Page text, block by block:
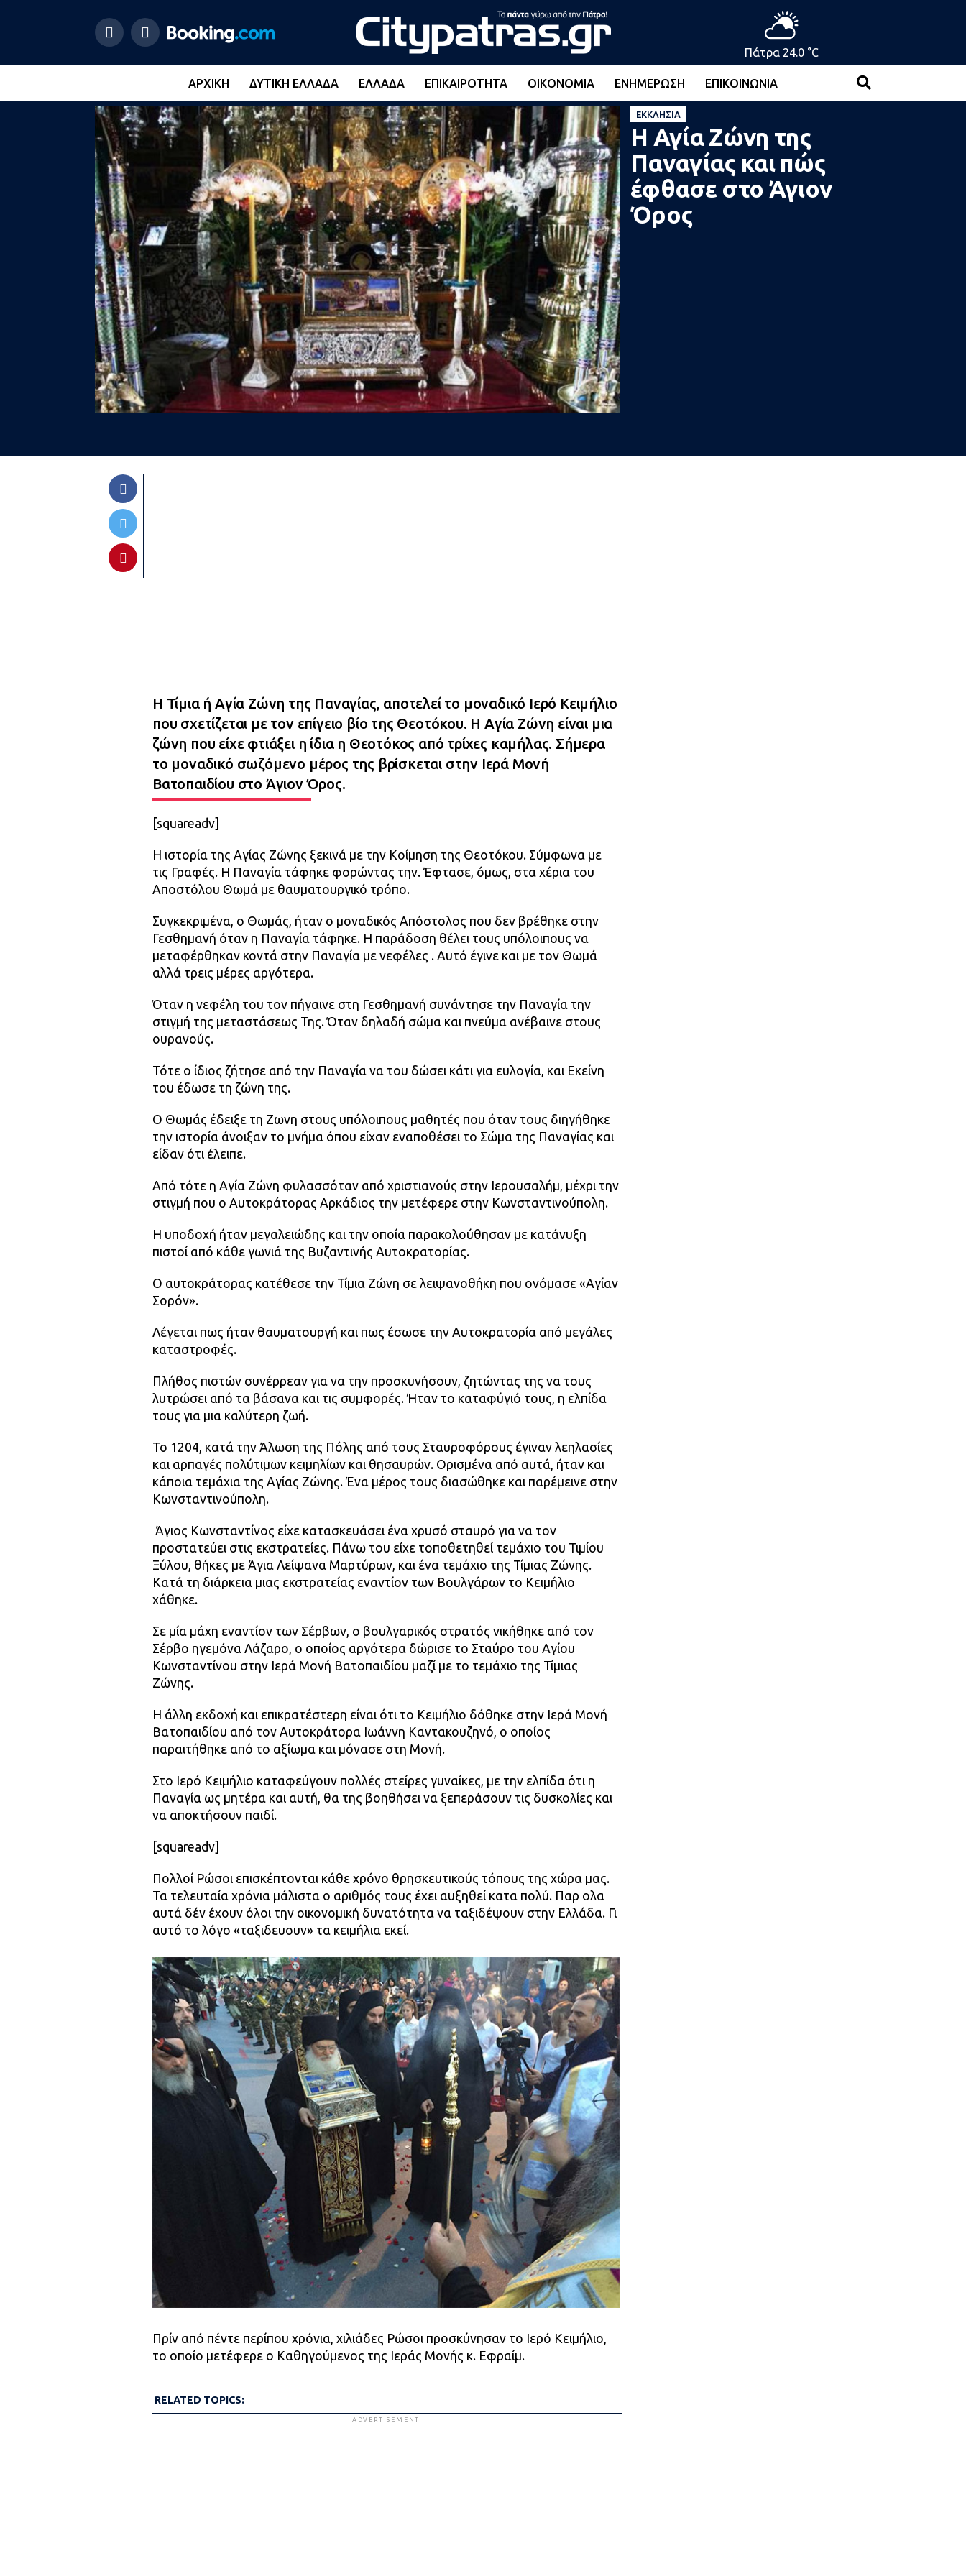
Πάτρα 24.0 °C
ΑΡΧΙΚΉ ΔΥΤΙΚΉ ΕΛΛΆΔΑ ΕΛΛΆΔΑ ΕΠΙΚΑΙΡΌΤΗΤΑ ΟΙΚΟΝΟΜΊΑ ΕΝΗΜΈΡΩΣΗ ΕΠΙΚΟΙΝΩΝΊΑ
ΕΚΚΛΗΣΊΑ
Η Αγία Ζώνη της
Παναγίας και πώς
έφθασε στο Άγιον
Όρος
Η Τίμια ή Αγία Ζώνη της Παναγίας, αποτελεί το μοναδικό Ιερό Κειμήλιο
που σχετίζεται με τον επίγειο βίο της Θεοτόκου. Η Αγία Ζώνη είναι μια
ζώνη που είχε φτιάξει η ίδια η Θεοτόκος από τρίχες καμήλας. Σήμερα
το μοναδικό σωζόμενο μέρος της βρίσκεται στην Ιερά Μονή
Βατοπαιδίου στο Άγιον Όρος.
[squareadv]
Η ιστορία της Αγίας Ζώνης ξεκινά με την Κοίμηση της Θεοτόκου. Σύμφωνα με
τις Γραφές. Η Παναγία τάφηκε φορώντας την. Έφτασε, όμως, στα χέρια του
Αποστόλου Θωμά με θαυματουργικό τρόπο.
Συγκεκριμένα, ο Θωμάς, ήταν ο μοναδικός Απόστολος που δεν βρέθηκε στην
Γεσθημανή όταν η Παναγία τάφηκε. Η παράδοση θέλει τους υπόλοιπους να
μεταφέρθηκαν κοντά στην Παναγία με νεφέλες . Αυτό έγινε και με τον Θωμά
αλλά τρεις μέρες αργότερα.
Όταν η νεφέλη του τον πήγαινε στη Γεσθημανή συνάντησε την Παναγία την
στιγμή της μεταστάσεως Της. Όταν δηλαδή σώμα και πνεύμα ανέβαινε στους
ουρανούς.
Τότε ο ίδιος ζήτησε από την Παναγία να του δώσει κάτι για ευλογία, και Εκείνη
του έδωσε τη ζώνη της.
Ο Θωμάς έδειξε τη Ζωνη στους υπόλοιπους μαθητές που όταν τους διηγήθηκε
την ιστορία άνοιξαν το μνήμα όπου είχαν εναποθέσει το Σώμα της Παναγίας και
είδαν ότι έλειπε.
Από τότε η Αγία Ζώνη φυλασσόταν από χριστιανούς στην Ιερουσαλήμ, μέχρι την
στιγμή που ο Αυτοκράτορας Αρκάδιος την μετέφερε στην Κωνσταντινούπολη.
Η υποδοχή ήταν μεγαλειώδης και την οποία παρακολούθησαν με κατάνυξη
πιστοί από κάθε γωνιά της Βυζαντινής Αυτοκρατορίας.
Ο αυτοκράτορας κατέθεσε την Τίμια Ζώνη σε λειψανοθήκη που ονόμασε «Αγίαν
Σορόν».
Λέγεται πως ήταν θαυματουργή και πως έσωσε την Αυτοκρατορία από μεγάλες
καταστροφές.
Πλήθος πιστών συνέρρεαν για να την προσκυνήσουν, ζητώντας της να τους
λυτρώσει από τα βάσανα και τις συμφορές. Ήταν το καταφύγιό τους, η ελπίδα
τους για μια καλύτερη ζωή.
Το 1204, κατά την Άλωση της Πόλης από τους Σταυροφόρους έγιναν λεηλασίες
και αρπαγές πολύτιμων κειμηλίων και θησαυρών. Ορισμένα από αυτά, ήταν και
κάποια τεμάχια της Αγίας Ζώνης. Ένα μέρος τους διασώθηκε και παρέμεινε στην
Κωνσταντινούπολη.
Ὁ Άγιος Κωνσταντίνος είχε κατασκευάσει ένα χρυσό σταυρό για να τον
προστατεύει στις εκστρατείες. Πάνω του είχε τοποθετηθεί τεμάχιο του Τιμίου
Ξύλου, θήκες με Άγια Λείψανα Μαρτύρων, και ένα τεμάχιο της Τίμιας Ζώνης.
Κατά τη διάρκεια μιας εκστρατείας εναντίον των Βουλγάρων το Κειμήλιο
χάθηκε.
Σε μία μάχη εναντίον των Σέρβων, ο βουλγαρικός στρατός νικήθηκε από τον
Σέρβο ηγεμόνα Λάζαρο, ο οποίος αργότερα δώρισε το Σταύρο του Αγίου
Κωνσταντίνου στην Ιερά Μονή Βατοπαιδίου μαζί με το τεμάχιο της Τίμιας
Ζώνης.
Η άλλη εκδοχή και επικρατέστερη είναι ότι το Κειμήλιο δόθηκε στην Ιερά Μονή
Βατοπαιδίου από τον Αυτοκράτορα Ιωάννη Καντακουζηνό, ο οποίος
παραιτήθηκε από το αξίωμα και μόνασε στη Μονή.
Στο Ιερό Κειμήλιο καταφεύγουν πολλές στείρες γυναίκες, με την ελπίδα ότι η
Παναγία ως μητέρα και αυτή, θα της βοηθήσει να ξεπεράσουν τις δυσκολίες και
να αποκτήσουν παιδί.
[squareadv]
Πολλοί Ρώσοι επισκέπτονται κάθε χρόνο θρησκευτικούς τόπους της χώρα μας.
Τα τελευταία χρόνια μάλιστα ο αριθμός τους έχει αυξηθεί κατα πολύ. Παρ ολα
αυτά δέν έχουν όλοι την οικονομική δυνατότητα να ταξιδέψουν στην Ελλάδα. Γι
αυτό το λόγο «ταξιδευουν» τα κειμήλια εκεί.
Πρίν από πέντε περίπου χρόνια, χιλιάδες Ρώσοι προσκύνησαν το Ιερό Κειμήλιο,
το οποίο μετέφερε ο Καθηγούμενος της Ιεράς Μονής κ. Εφραίμ.
RELATED TOPICS:
ADVERTISEMENT